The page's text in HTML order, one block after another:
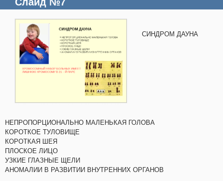
СИНДРОМ ДАУНА
НЕПРОПОРЦИОНАЛЬНО МАЛЕНЬКАЯ ГОЛОВА
КОРОТКОЕ ТУЛОВИЩЕ
КОРОТКАЯ ШЕЯ
ПЛОСКОЕ ЛИЦО
УЗКИЕ ГЛАЗНЫЕ ЩЕЛИ
АНОМАЛИИ В РАЗВИТИИ ВНУТРЕННИХ ОРГАНОВ